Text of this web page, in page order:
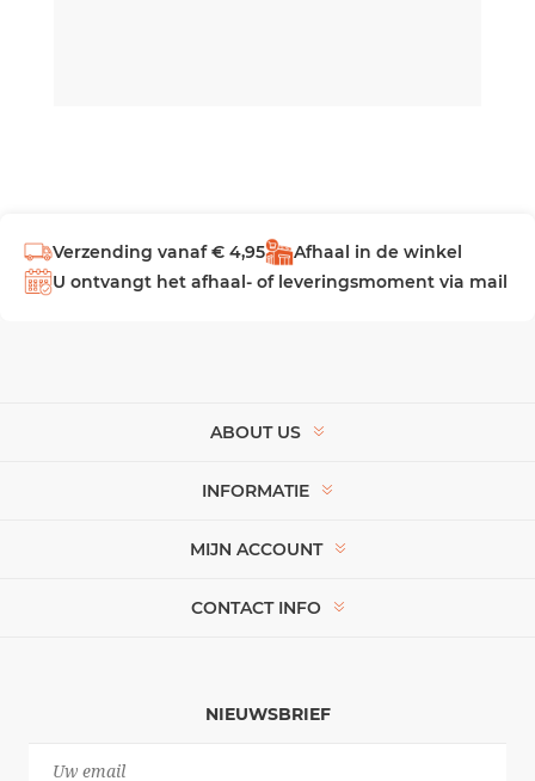
Verzending vanaf € 4,95
Afhaal in de winkel
U ontvangt het afhaal- of leveringsmoment via mail
ABOUT US
INFORMATIE
MIJN ACCOUNT
CONTACT INFO
NIEUWSBRIEF